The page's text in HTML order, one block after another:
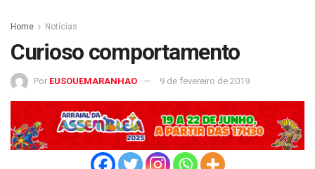
Home Notícias
Curioso comportamento
Por EUSOUEMARANHAO 9 de fevereiro de 2019